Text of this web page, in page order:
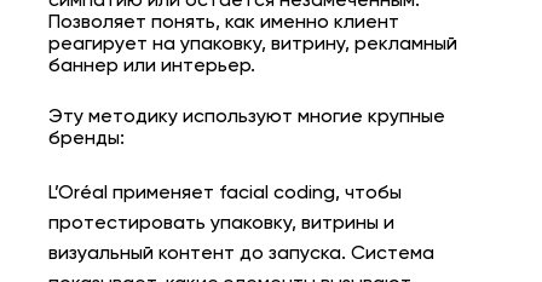
Позволяет понять, как именно клиент
реагирует на упаковку, витрину, рекламный
баннер или интерьер.
Эту методику используют многие крупные
бренды:
L’Oréal применяет facial coding, чтобы
протестировать упаковку, витрины и
визуальный контент до запуска. Система